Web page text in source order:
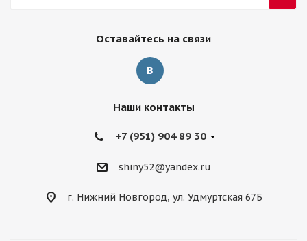
Оставайтесь на связи
Наши контакты
+7 (951) 904 89 30
shiny52@yandex.ru
г. Нижний Новгород, ул. Удмуртская 67Б